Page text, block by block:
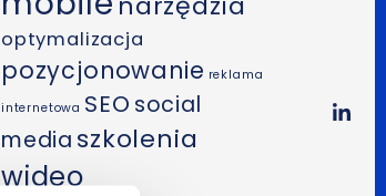
optymalizacja
pozycjonowanie reklama
internetowa SEO social
media szkolenia
wideo